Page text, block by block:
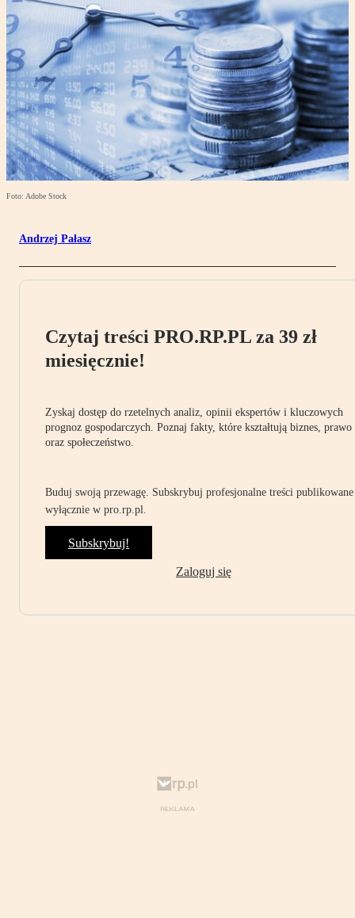
Foto: Adobe Stock
Andrzej Pałasz
Czytaj treści PRO.RP.PL za 39 zł
miesięcznie!
Zyskaj dostęp do rzetelnych analiz, opinii ekspertów i kluczowych
prognoz gospodarczych. Poznaj fakty, które kształtują biznes, prawo
oraz społeczeństwo.
Buduj swoją przewagę. Subskrybuj profesjonalne treści publikowane
wyłącznie w pro.rp.pl.
Subskrybuj!
Zaloguj się